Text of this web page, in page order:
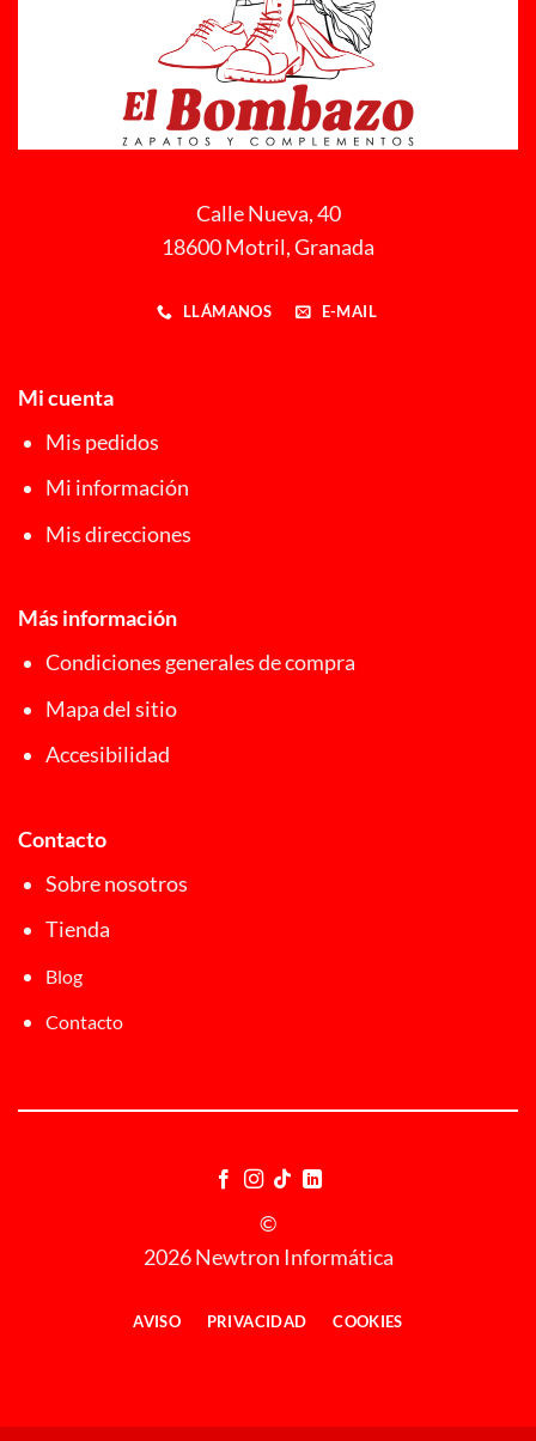
Calle Nueva, 40
18600 Motril, Granada
LLÁMANOS E-MAIL
Mi cuenta
Mis pedidos
Mi información
Mis direcciones
Más información
Condiciones generales de compra
Mapa del sitio
Accesibilidad
Contacto
Sobre nosotros
Tienda
Blog
Contacto
©
2026 Newtron Informática
AVISO PRIVACIDAD COOKIES